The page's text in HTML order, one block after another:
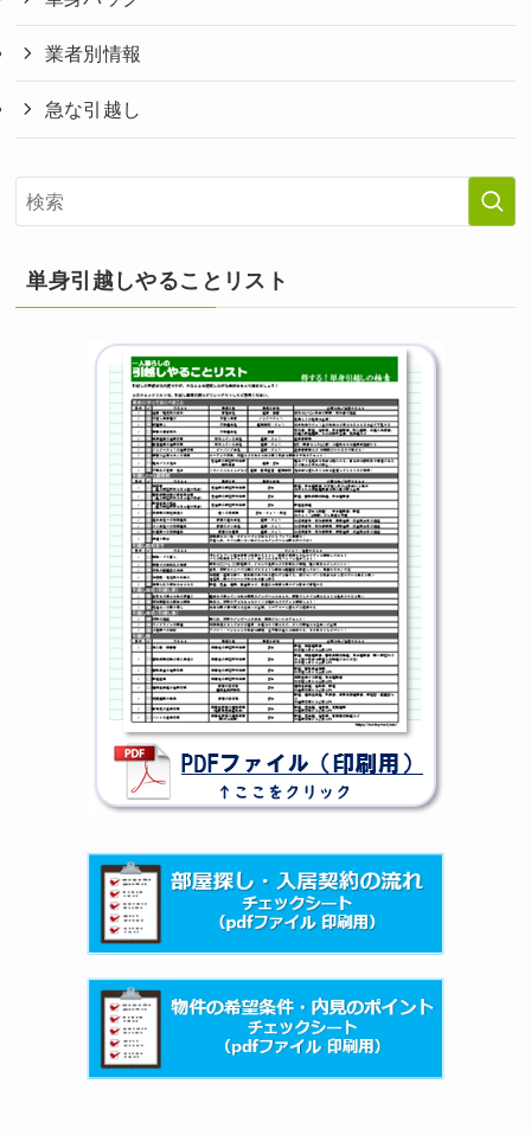
業者別情報
急な引越し
単身引越しやることリスト